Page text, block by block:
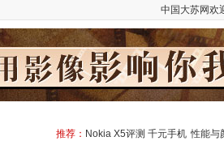
中国大苏网欢
推荐： Nokia X5评测 千元手机 性能与